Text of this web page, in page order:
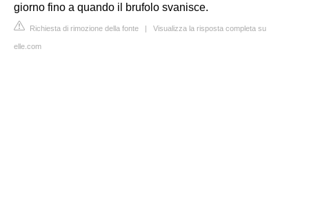
giorno fino a quando il brufolo svanisce.
Richiesta di rimozione della fonte | Visualizza la risposta completa su
elle.com